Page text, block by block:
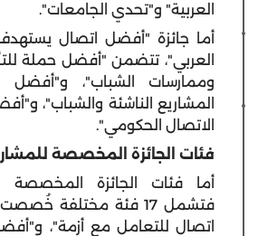
العربية" و"تحدي الجامعات".
أما جائزة "أفضل اتصال
العربي"، تتضمن "أفضل حملة
وممارسات الشباب"، و"أفضل
المشاريع الناشئة والشباب"،
الاتصال الحكومي".
فئات الجائزة المخصصة
أما فئات الجائزة المخصصة
فتشمل 17 فئة مختلفة
اتصال للتعامل مع أزمة"،